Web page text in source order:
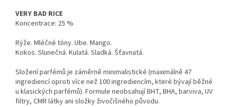
VERY BAD RICE
Koncentrace: 25 %
Rýže. Mléčné tóny. Ube. Mango.
Kokos. Slunečná. Kulatá. Sladká. Šťavnatá.
Složení parfémů je záměrně minimalistické (maximálně 47
ingrediencí oproti více než 100 ingrediencím, které bývají běžné
u klasických parfémů). Formule neobsahují BHT, BHA, barviva, UV
filtry, CMR látky ani složky živočišného původu.